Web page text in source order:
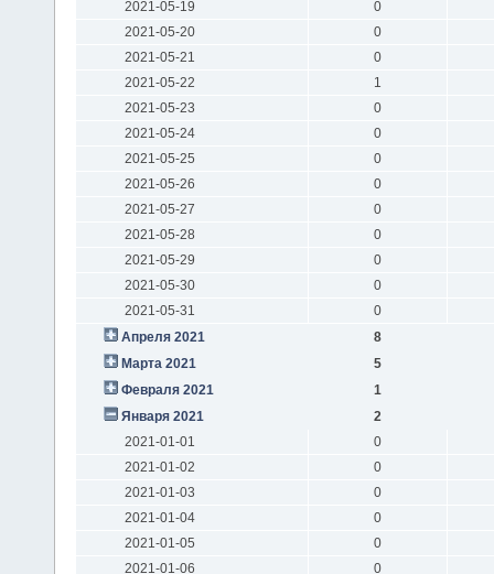
2021-05-19
0
2021-05-20
0
2021-05-21
0
2021-05-22
1
2021-05-23
0
2021-05-24
0
2021-05-25
0
2021-05-26
0
2021-05-27
0
2021-05-28
0
2021-05-29
0
2021-05-30
0
2021-05-31
0
Апреля 2021
8
Марта 2021
5
Февраля 2021
1
Января 2021
2
2021-01-01
0
2021-01-02
0
2021-01-03
0
2021-01-04
0
2021-01-05
0
2021-01-06
0